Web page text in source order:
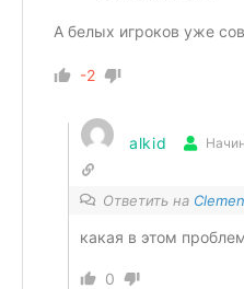
А белых игроков уже
-2
alkid
Ответить на
какая в этом
0